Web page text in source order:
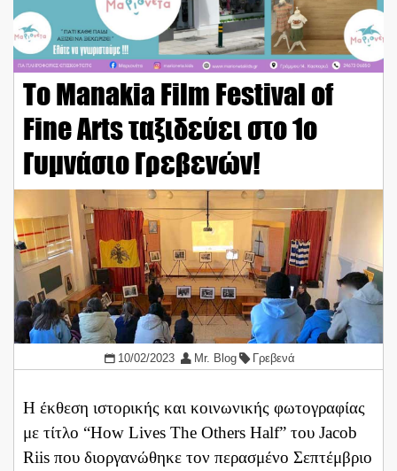
To Manakia Film Festival of
Fine Arts ταξιδεύει στο 1ο
Γυμνάσιο Γρεβενών!
10/02/2023 Mr. Blog Γρεβενά
Η έκθεση ιστορικής και κοινωνικής φωτογραφίας
με τίτλο “How Lives The Others Half” του Jacob
Riis που διοργανώθηκε τον περασμένο Σεπτέμβριο